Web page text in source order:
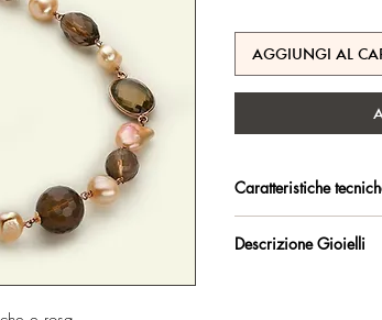
AGGIUNGI AL
Caratteristiche
trattamento
Descrizione Gioielli